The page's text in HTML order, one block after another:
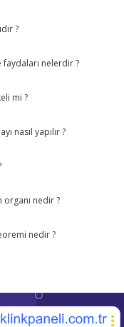
?
nelerdir ?
mi ?
nasıl yapılır ?
organı nedir ?
nedir ?